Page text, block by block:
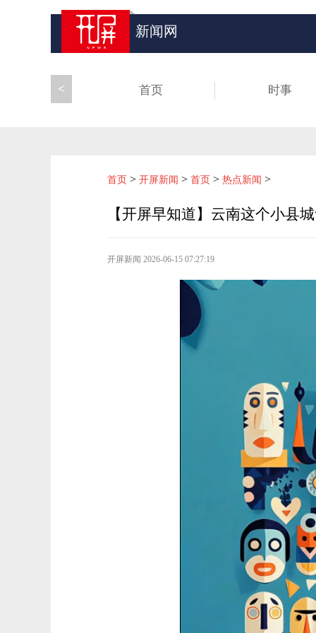
新闻网
首页 时事
<
首页 > 开屏新闻 > 首页 > 热点新闻 >
【开屏早知道】云南这个小县
开屏新闻 2026-06-15 07:27:19